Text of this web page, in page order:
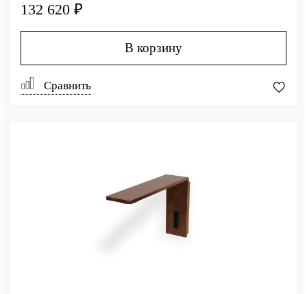
132 620 ₽
В корзину
Сравнить